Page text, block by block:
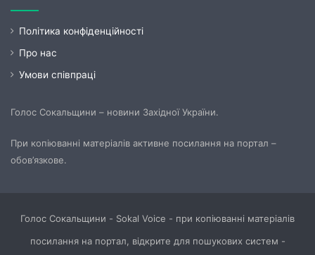
Політика конфіденційності
Про нас
Умови співпраці
Голос Сокальщини – новини Західної України.
При копіюванні матеріалів активне посилання на портал –
обов’язкове.
Голос Сокальщини - Sokal Voice - при копіюванні матеріалів
посилання на портал, відкрите для пошукових систем -